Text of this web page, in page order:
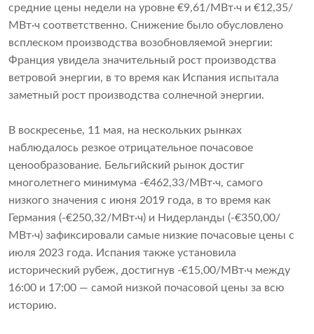
средние цены недели на уровне €9,61/МВт·ч и €12,35/
МВт·ч соответственно. Снижение было обусловлено
всплеском производства возобновляемой энергии:
Франция увидела значительный рост производства
ветровой энергии, в то время как Испания испытала
заметный рост производства солнечной энергии.
В воскресенье, 11 мая, на нескольких рынках
наблюдалось резкое отрицательное почасовое
ценообразование. Бельгийский рынок достиг
многолетнего минимума -€462,33/МВт·ч, самого
низкого значения с июня 2019 года, в то время как
Германия (-€250,32/МВт·ч) и Нидерланды (-€350,00/
МВт·ч) зафиксировали самые низкие почасовые цены с
июля 2023 года. Испания также установила
исторический рубеж, достигнув -€15,00/МВт·ч между
16:00 и 17:00 — самой низкой почасовой цены за всю
историю.